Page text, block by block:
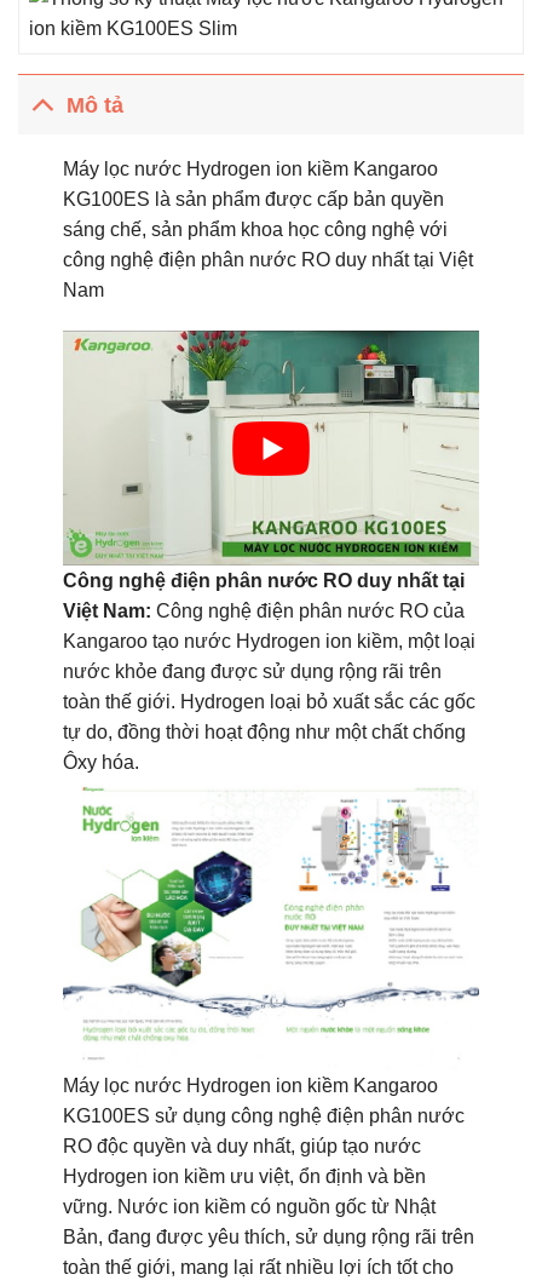
Mô tả
Máy lọc nước Hydrogen ion kiềm Kangaroo
KG100ES là sản phẩm được cấp bản quyền
sáng chế, sản phẩm khoa học công nghệ với
công nghệ điện phân nước RO duy nhất tại Việt
Nam
Công nghệ điện phân nước RO duy nhất tại
Việt Nam: Công nghệ điện phân nước RO của
Kangaroo tạo nước Hydrogen ion kiềm, một loại
nước khỏe đang được sử dụng rộng rãi trên
toàn thế giới. Hydrogen loại bỏ xuất sắc các gốc
tự do, đồng thời hoạt động như một chất chống
Ôxy hóa.
Máy lọc nước Hydrogen ion kiềm Kangaroo
KG100ES sử dụng công nghệ điện phân nước
RO độc quyền và duy nhất, giúp tạo nước
Hydrogen ion kiềm ưu việt, ổn định và bền
vững. Nước ion kiềm có nguồn gốc từ Nhật
Bản, đang được yêu thích, sử dụng rộng rãi trên
toàn thế giới, mang lại rất nhiều lợi ích tốt cho